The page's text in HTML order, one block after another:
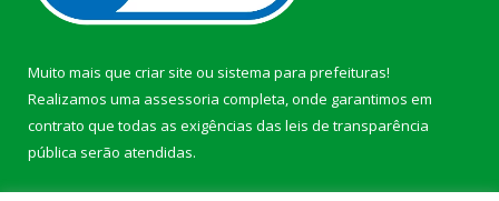
Muito mais que criar site ou sistema para prefeituras!
Realizamos uma assessoria completa, onde garantimos em
contrato que todas as exigências das leis de transparência
pública serão atendidas.